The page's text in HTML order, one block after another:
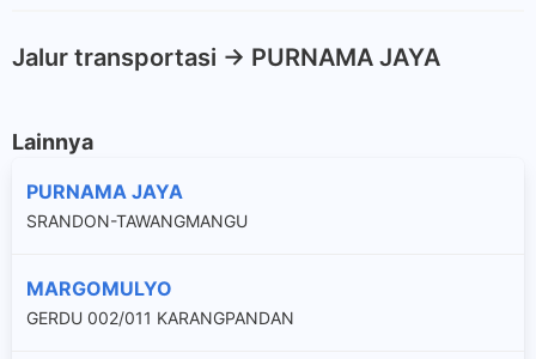
Jalur transportasi -> PURNAMA JAYA
Lainnya
PURNAMA JAYA
SRANDON-TAWANGMANGU
MARGOMULYO
GERDU 002/011 KARANGPANDAN